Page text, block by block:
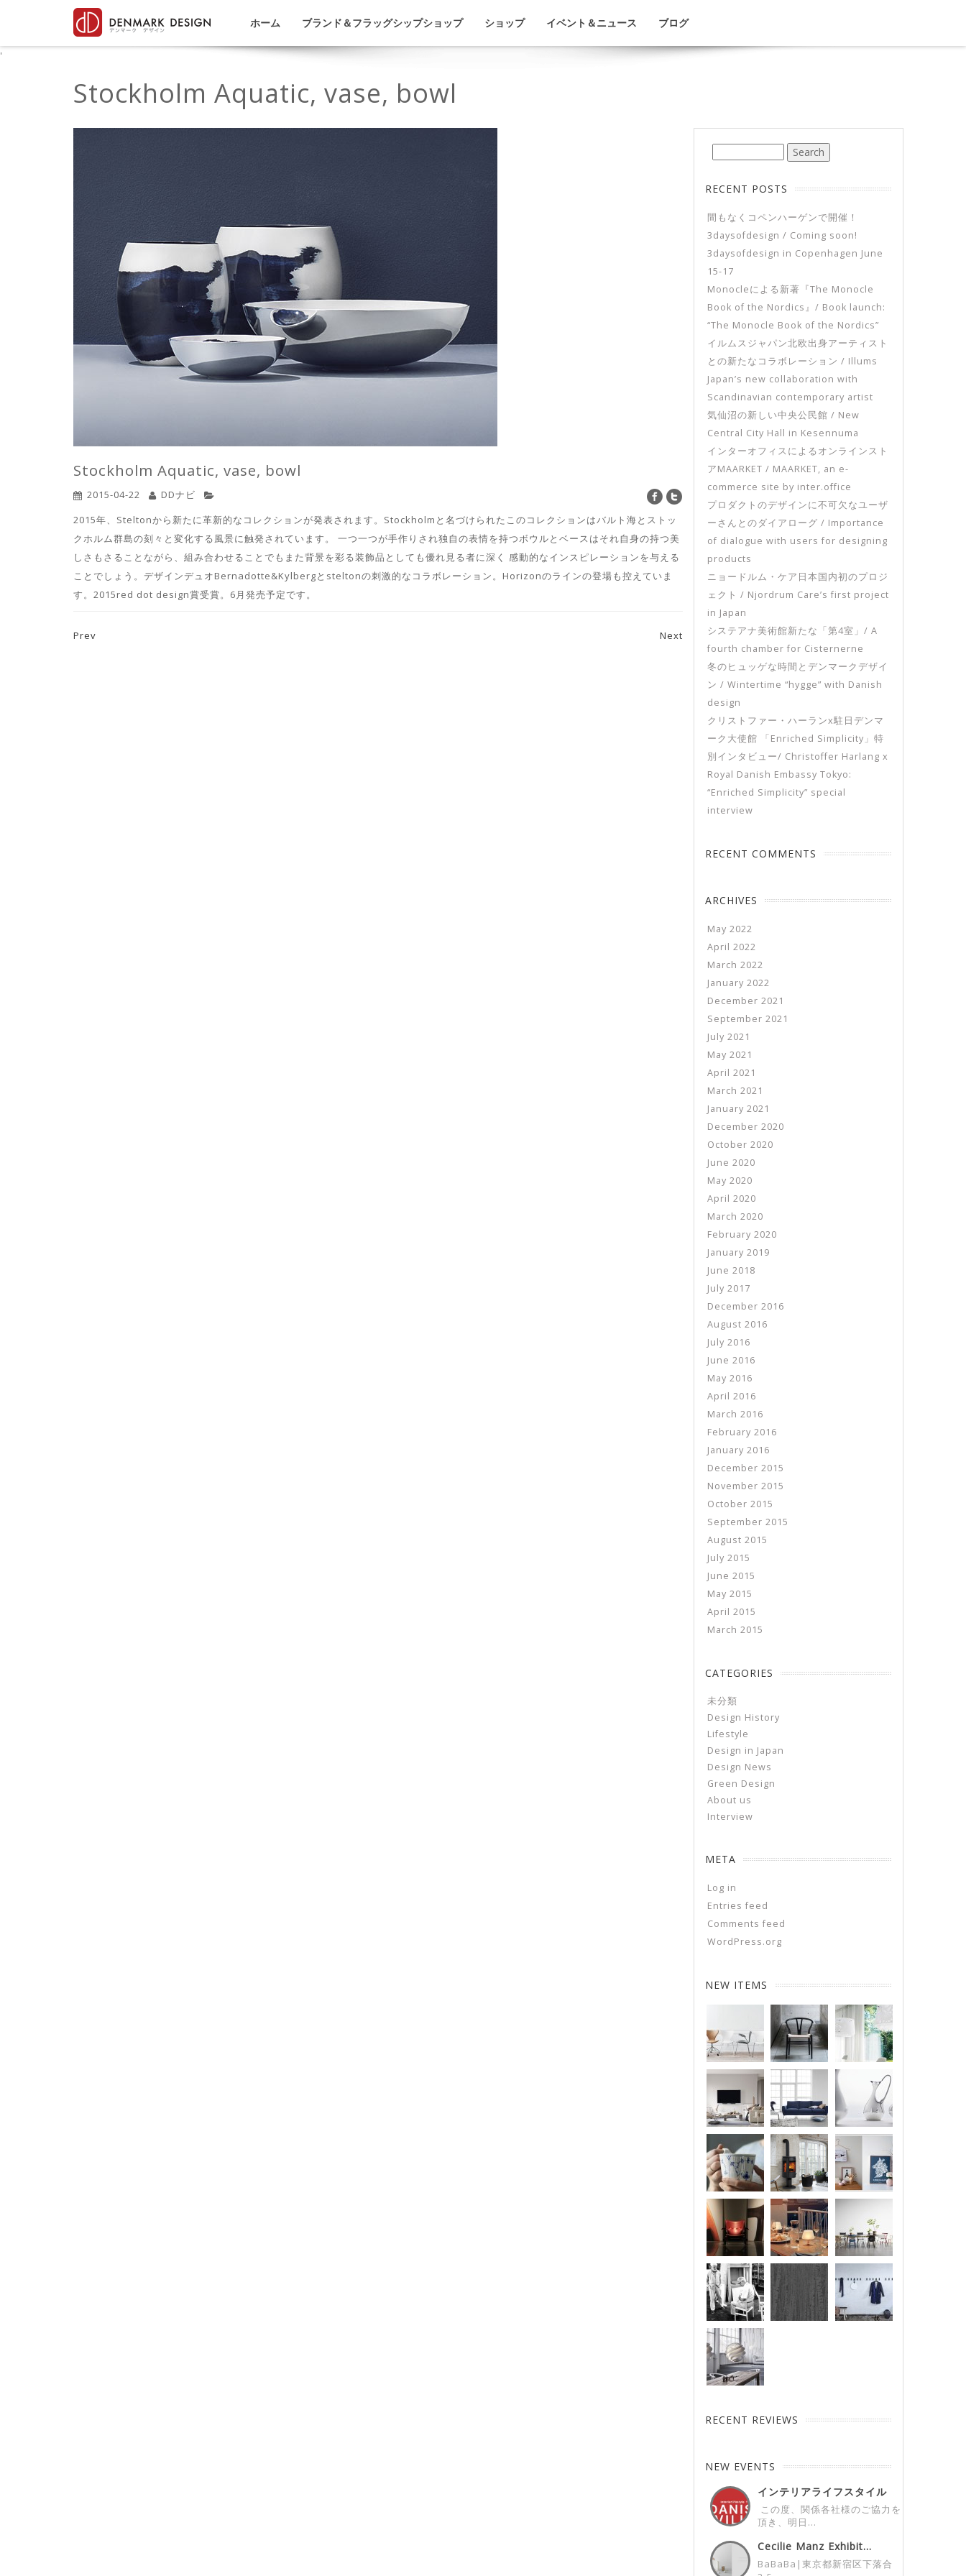
ホーム ブランド＆フラッグシップショップ ショップ イベント＆ニュース ブログ
'
Stockholm Aquatic, vase, bowl
Stockholm Aquatic, vase, bowl
2015-04-22
DDナビ
2015年、Steltonから新たに革新的なコレクションが発表されます。Stockholmと名づけられたこのコレクションはバルト海とストッ
クホルム群島の刻々と変化する風景に触発されています。 一つ一つが手作りされ独自の表情を持つボウルとベースはそれ自身の持つ美
しさもさることながら、組み合わせることでもまた背景を彩る装飾品としても優れ見る者に深く 感動的なインスピレーションを与える
ことでしょう。デザインデュオBernadotte&Kylbergとsteltonの刺激的なコラボレーション。Horizonのラインの登場も控えていま
す。2015red dot design賞受賞。6月発売予定です。
Prev Next
RECENT POSTS
間もなくコペンハーゲンで開催！
3daysofdesign / Coming soon!
3daysofdesign in Copenhagen June
15-17
Monocleによる新著『The Monocle
Book of the Nordics』/ Book launch:
“The Monocle Book of the Nordics”
イルムスジャパン北欧出身アーティスト
との新たなコラボレーション / Illums
Japan’s new collaboration with
Scandinavian contemporary artist
気仙沼の新しい中央公民館 / New
Central City Hall in Kesennuma
インターオフィスによるオンラインスト
アMAARKET / MAARKET, an e-
commerce site by inter.office
プロダクトのデザインに不可欠なユーザ
ーさんとのダイアローグ / Importance
of dialogue with users for designing
products
ニョードルム・ケア日本国内初のプロジ
ェクト / Njordrum Care’s first project
in Japan
システアナ美術館新たな「第4室」/ A
fourth chamber for Cisternerne
冬のヒュッゲな時間とデンマークデザイ
ン / Wintertime “hygge” with Danish
design
クリストファー・ハーランx駐日デンマ
ーク大使館 「Enriched Simplicity」特
別インタビュー/ Christoffer Harlang x
Royal Danish Embassy Tokyo:
“Enriched Simplicity” special
interview
RECENT COMMENTS
ARCHIVES
May 2022
April 2022
March 2022
January 2022
December 2021
September 2021
July 2021
May 2021
April 2021
March 2021
January 2021
December 2020
October 2020
June 2020
May 2020
April 2020
March 2020
February 2020
January 2019
June 2018
July 2017
December 2016
August 2016
July 2016
June 2016
May 2016
April 2016
March 2016
February 2016
January 2016
December 2015
November 2015
October 2015
September 2015
August 2015
July 2015
June 2015
May 2015
April 2015
March 2015
CATEGORIES
未分類
Design History
Lifestyle
Design in Japan
Design News
Green Design
About us
Interview
META
Log in
Entries feed
Comments feed
WordPress.org
NEW ITEMS
RECENT REVIEWS
NEW EVENTS
インテリアライフスタイル
展デンマークパビ...
この度、関係各社様のご協力を
頂き、明日...
Cecilie Manz Exhibit...
BaBaBa|東京都新宿区下落合